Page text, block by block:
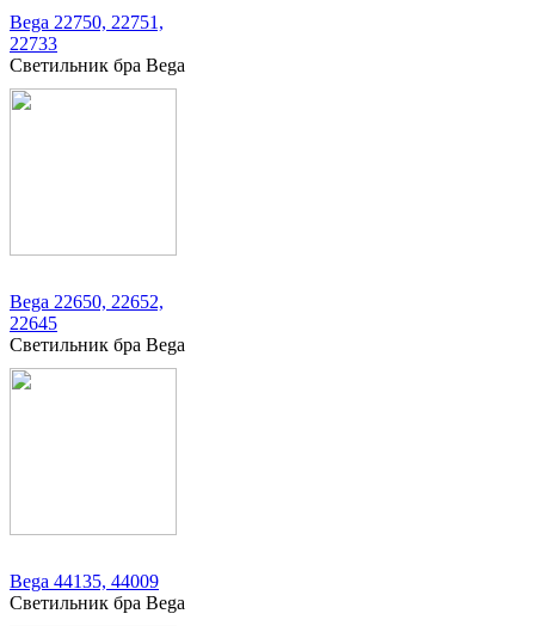
Bega 22750, 22751,
22733
Светильник бра Bega
Bega 22650, 22652,
22645
Светильник бра Bega
Bega 44135, 44009
Светильник бра Bega